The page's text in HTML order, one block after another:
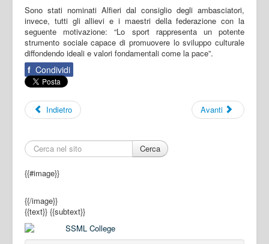
Sono stati nominati Alfieri dal consiglio degli ambasciatori,
invece, tutti gli allievi e i maestri della federazione con la
seguente motivazione: “Lo sport rappresenta un potente
strumento sociale capace di promuovere lo sviluppo culturale
diffondendo ideali e valori fondamentali come la pace”.
f Condividi
Indietro Avanti
Cerca
{{#image}}
{{/image}}
{{text}} {{subtext}}